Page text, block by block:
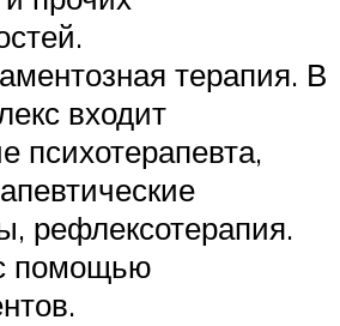
терапия. В
входит
психотерапевта,
рефлексотерапия.
помощью